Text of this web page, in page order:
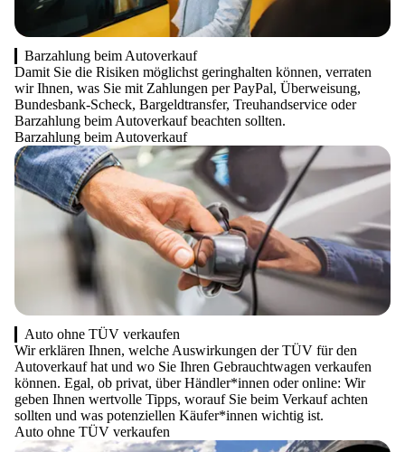
Barzahlung beim Autoverkauf
Damit Sie die Risiken möglichst geringhalten können, verraten
wir Ihnen, was Sie mit Zahlungen per PayPal, Überweisung,
Bundesbank-Scheck, Bargeldtransfer, Treuhandservice oder
Barzahlung beim Autoverkauf beachten sollten.
Barzahlung beim Autoverkauf
Auto ohne TÜV verkaufen
Wir erklären Ihnen, welche Auswirkungen der TÜV für den
Autoverkauf hat und wo Sie Ihren Gebrauchtwagen verkaufen
können. Egal, ob privat, über Händler*innen oder online: Wir
geben Ihnen wertvolle Tipps, worauf Sie beim Verkauf achten
sollten und was potenziellen Käufer*innen wichtig ist.
Auto ohne TÜV verkaufen